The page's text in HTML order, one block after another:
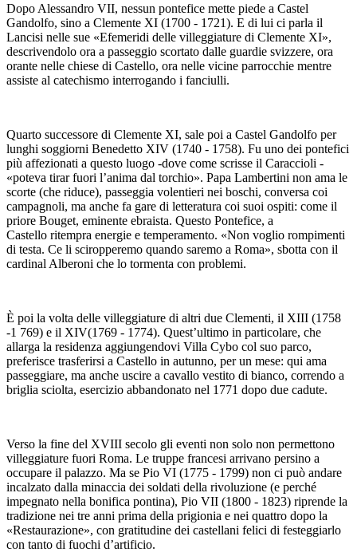
Dopo Alessandro VII, nessun pontefice mette piede a Castel
Gandolfo, sino a Clemente XI (1700 - 1721). E di lui ci parla il
Lancisi nelle sue «Efemeridi delle villeggiature di Clemente XI»,
descrivendolo ora a passeggio scortato dalle guardie svizzere, ora
orante nelle chiese di Castello, ora nelle vicine parrocchie mentre
assiste al catechismo interrogando i fanciulli.
Quarto successore di Clemente XI, sale poi a Castel Gandolfo per
lunghi soggiorni Benedetto XIV (1740 - 1758). Fu uno dei pontefici
più affezionati a questo luogo -dove come scrisse il Caraccioli -
«poteva tirar fuori l’anima dal torchio». Papa Lambertini non ama le
scorte (che riduce), passeggia volentieri nei boschi, conversa coi
campagnoli, ma anche fa gare di letteratura coi suoi ospiti: come il
priore Bouget, eminente ebraista. Questo Pontefice, a
Castello ritempra energie e temperamento. «Non voglio rompimenti
di testa. Ce li sciropperemo quando saremo a Roma», sbotta con il
cardinal Alberoni che lo tormenta con problemi.
È poi la volta delle villeggiature di altri due Clementi, il XIII (1758
-1 769) e il XIV(1769 - 1774). Quest’ultimo in particolare, che
allarga la residenza aggiungendovi Villa Cybo col suo parco,
preferisce trasferirsi a Castello in autunno, per un mese: qui ama
passeggiare, ma anche uscire a cavallo vestito di bianco, correndo a
briglia sciolta, esercizio abbandonato nel 1771 dopo due cadute.
Verso la fine del XVIII secolo gli eventi non solo non permettono
villeggiature fuori Roma. Le truppe francesi arrivano persino a
occupare il palazzo. Ma se Pio VI (1775 - 1799) non ci può andare
incalzato dalla minaccia dei soldati della rivoluzione (e perché
impegnato nella bonifica pontina), Pio VII (1800 - 1823) riprende la
tradizione nei tre anni prima della prigionia e nei quattro dopo la
«Restaurazione», con gratitudine dei castellani felici di festeggiarlo
con tanto di fuochi d’artificio.